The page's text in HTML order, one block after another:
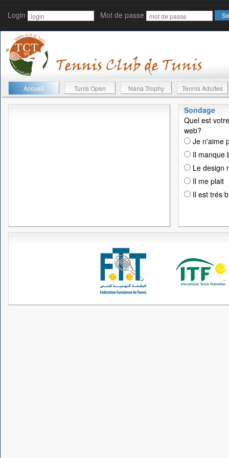
Login Mot de passe
Accueil Tunis Open Nana Trophy Tennis Adultes
Sondage
Quel est
web?
Je n'aime
Il manque
Le design
Il me plait
Il est trés